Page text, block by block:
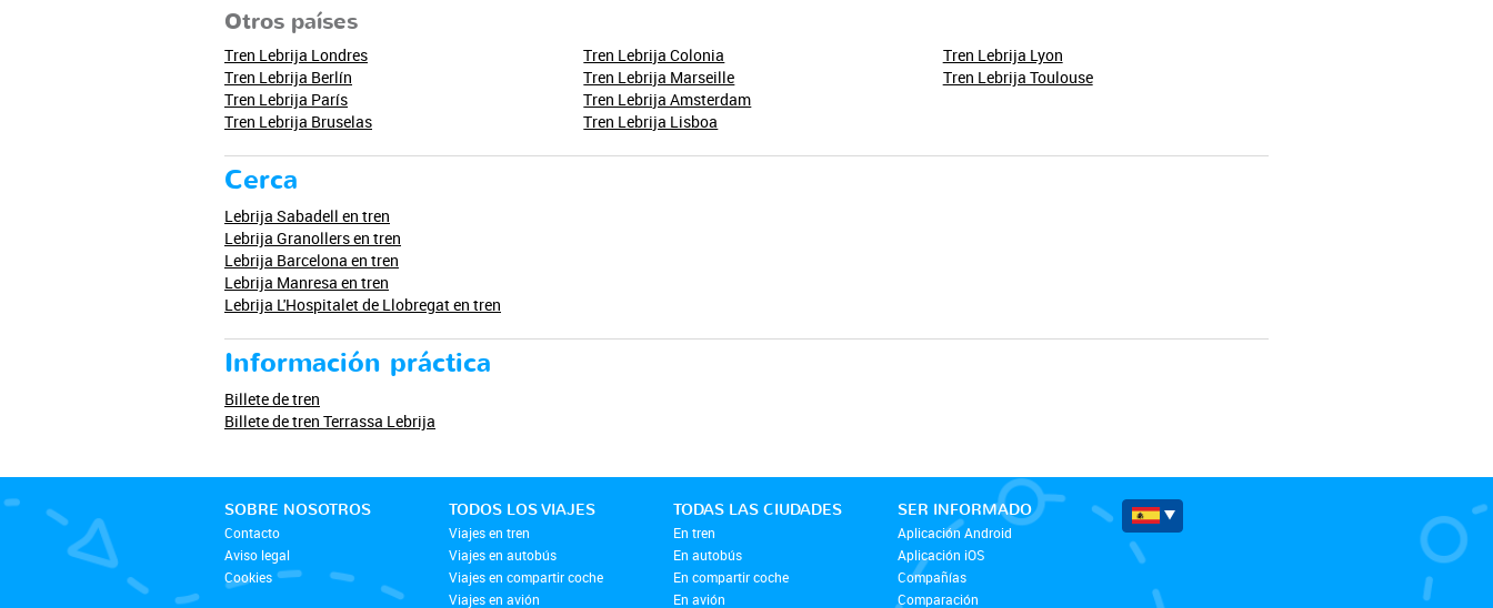
Otros países
Tren Lebrija Londres
Tren Lebrija Berlín
Tren Lebrija París
Tren Lebrija Bruselas
Tren Lebrija Colonia
Tren Lebrija Marseille
Tren Lebrija Amsterdam
Tren Lebrija Lisboa
Tren Lebrija Lyon
Tren Lebrija Toulouse
Cerca
Lebrija Sabadell en tren
Lebrija Granollers en tren
Lebrija Barcelona en tren
Lebrija Manresa en tren
Lebrija L'Hospitalet de Llobregat en tren
Información práctica
Billete de tren
Billete de tren Terrassa Lebrija
SOBRE NOSOTROS
Contacto
Aviso legal
Cookies
TODOS LOS VIAJES
Viajes en tren
Viajes en autobús
Viajes en compartir coche
Viajes en avión
TODAS LAS CIUDADES
En tren
En autobús
En compartir coche
En avión
SER INFORMADO
Aplicación Android
Aplicación iOS
Compañías
Comparación